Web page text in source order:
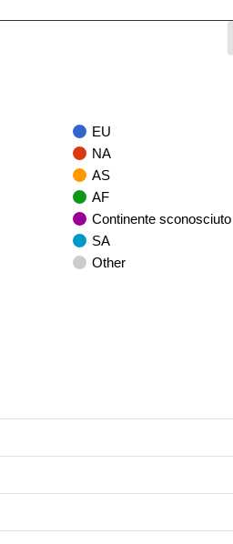
EU
NA
AS
AF
Continente sconosciuto
SA
Other